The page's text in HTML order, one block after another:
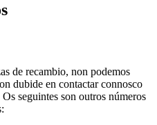
de recambio, non podemos
dubide en contactar connosco
seguintes son outros números